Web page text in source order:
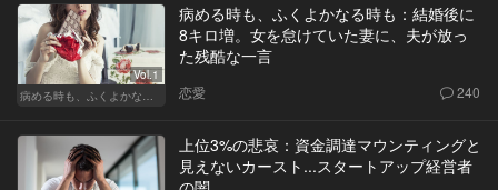
Vol.1
病める時も、ふくよかなる時も：結婚後に
8キロ増。女を怠けていた妻に、夫が放っ
た残酷な一言
恋愛 240
上位3%の悲哀：資金調達マウンティングと
見えないカースト...スタートアップ経営者